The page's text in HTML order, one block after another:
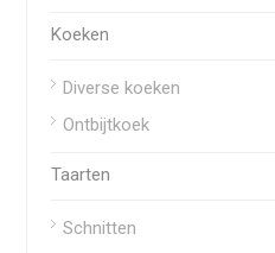
Koeken
Diverse koeken
Ontbijtkoek
Taarten
Schnitten